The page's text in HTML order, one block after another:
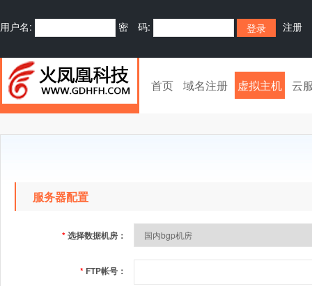
用户名: 密 码: 注册
首页 域名注册 虚拟主机 云
服务器配置
*选择数据机房：
* FTP帐号：